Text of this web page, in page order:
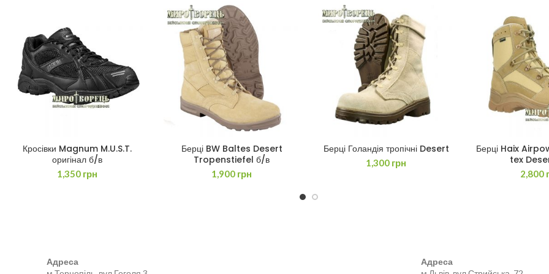
ДОДАТИ В КОШИК
Кросівки Magnum M.U.S.T.
оригінал б/в
1,350 грн
ДОДАТИ В КОШИК
Берці BW Baltes Desert
Tropenstiefel б/в
1,900 грн
ДОДАТИ В КОШИК
Берці Голандія тропічні Desert
1,300 грн
ДОДАТИ В
Берці Haix
tex
2,800
Адреса
Адреса